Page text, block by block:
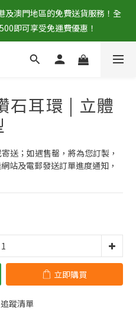
及澳門地區的免費送貨服務！全
即可享受免運費優惠！
石耳環 | 立體
送；如遇售罄，將為您訂製，
站及電郵發送訂單進度通知，
立即購買
蹤清單